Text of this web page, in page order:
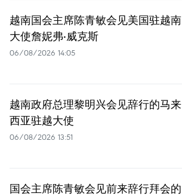
越南国会主席陈青敏会见美国驻越南
大使詹妮弗·威克斯
06/08/2026 14:05
越南政府总理黎明兴会见辞行的马来
西亚驻越大使
06/08/2026 13:51
国会主席陈青敏会见前来辞行拜会的